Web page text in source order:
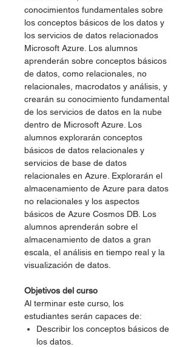
conocimientos fundamentales sobre
los conceptos básicos de los datos y
los servicios de datos relacionados
Microsoft Azure. Los alumnos
aprenderán sobre conceptos básicos
de datos, como relacionales, no
relacionales, macrodatos y análisis, y
crearán su conocimiento fundamental
de los servicios de datos en la nube
dentro de Microsoft Azure. Los
alumnos explorarán conceptos
básicos de datos relacionales y
servicios de base de datos
relacionales en Azure. Explorarán el
almacenamiento de Azure para datos
no relacionales y los aspectos
básicos de Azure Cosmos DB. Los
alumnos aprenderán sobre el
almacenamiento de datos a gran
escala, el análisis en tiempo real y la
visualización de datos.
Objetivos del curso
Al terminar este curso, los
estudiantes serán capaces de:
Describir los conceptos básicos de
los datos.